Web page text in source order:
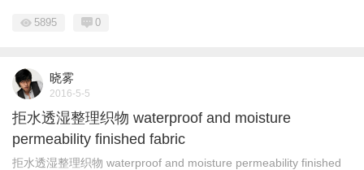
5895 0
晓雾
2016-5-5
拒水透湿整理织物 waterproof and moisture
permeability finished fabric
拒水透湿整理织物 waterproof and moisture permeability finished